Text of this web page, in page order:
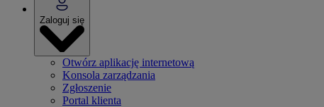
Zaloguj się
Otwórz aplikację internetową
Konsola zarządzania
Zgłoszenie
Portal klienta